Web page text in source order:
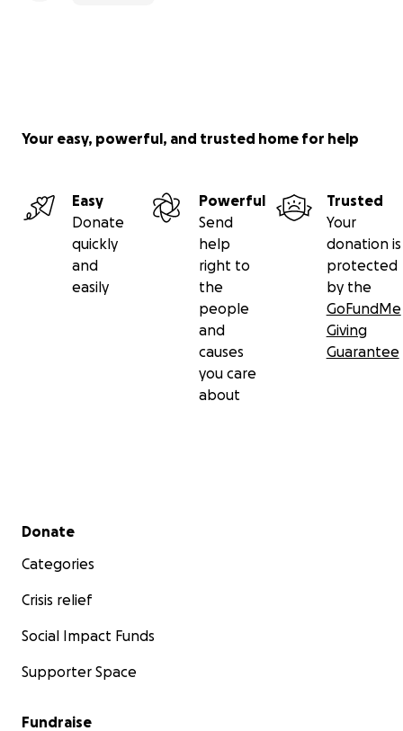
Your easy, powerful, and trusted home for help
Easy
Donate
quickly
and
easily
Powerful
Send
help
right to
the
people
and
causes
you care
about
Trusted
Your
donation is
protected
by the
GoFundMe
Giving
Guarantee
Secondary menu
Donate
Categories
Crisis relief
Social Impact Funds
Supporter Space
Fundraise